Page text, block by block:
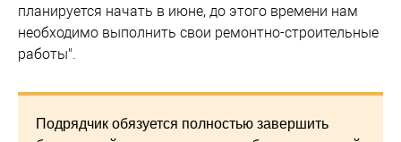
планируется начать в июне, до этого времени нам
необходимо выполнить свои ремонтно-строительные
работы".
Подрядчик обязуется полностью завершить